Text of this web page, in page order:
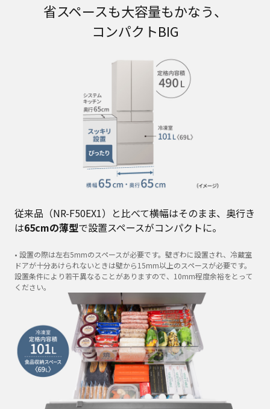
省スペースも大容量もかなう、
コンパクトBIG
従来品（NR-F50EX1）と比べて横幅はそのまま、奥行き
は65cmの薄型で設置スペースがコンパクトに。
• 設置の際は左右5mmのスペースが必要です。壁ぎわに設置され、冷蔵室
ドアが十分あけられないときは壁から15mm以上のスペースが必要です。
設置条件により若干異なることがありますので、10mm程度余裕をとって
ください。